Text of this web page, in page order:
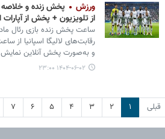
ورزش
پخش زنده و خلاصه
از تلویزیون + پخش از
ساعت پخش زنده بازی رئال
و به‌صورت پخش آنلاین
۱۴۰۴-۰۶-۰۲ ۲۳:۰۰
قبلی ۱ ۲ ۳ ۴ ۵ ۶ ۷